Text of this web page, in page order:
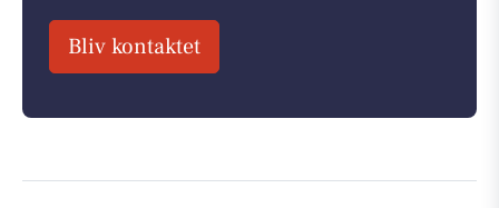
Bliv kontaktet